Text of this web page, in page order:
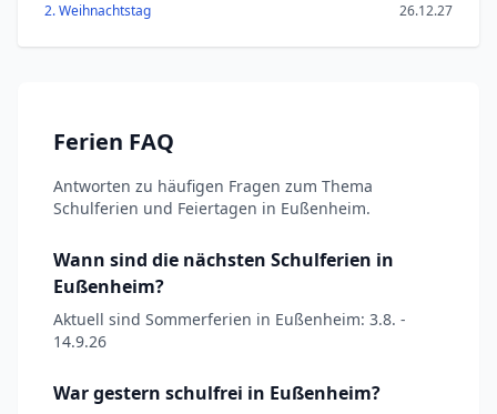
2. Weihnachtstag
26.12.27
Ferien FAQ
Antworten zu häufigen Fragen zum Thema
Schulferien und Feiertagen in Eußenheim.
Wann sind die nächsten Schulferien in
Eußenheim?
Aktuell sind Sommerferien in Eußenheim: 3.8. -
14.9.26
War gestern schulfrei in Eußenheim?